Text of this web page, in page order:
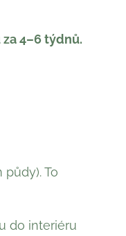
4–6 týdnů.
To
do interiéru